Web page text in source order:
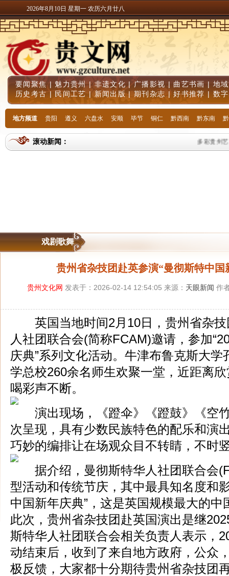
2026年8月10日 星期一 农历六月廿八
要闻聚焦| 魅力贵州|非遗文化 |广播影视 | 曲艺书画 | 地
历史考古 | 民间工艺 | 新闻出版|期刊杂志 |好书推荐 | 数
地方频道 贵阳 遵义 六盘水 安顺 毕节 铜仁 黔西南 黔东南
滚动新闻： 多彩贵州
戏剧歌舞
贵州省杂技团赴英参演“曼彻斯特中国
贵州文化网 发表于：2026-02-14 12:54:05 来源： 天眼新闻 作
英国当地时间2月10日，贵州省杂技
人社团联合会(简称FCAM)邀请，参加
庆典”系列文化活动。牛津布鲁克斯大
学总校260余名师生欢聚一堂，近距离
喝彩声不断。
演出现场，《蹬伞》《蹬鼓》《空
次呈现，具有少数民族特色的配乐和演
巧妙的编排让在场观众目不转睛，不时
据介绍，曼彻斯特华人社团联合会
型活动和传统节庆，其中最具知名度和
中国新年庆典”，这是英国规模最大的
此次，贵州省杂技团赴英国演出是继
斯特华人社团联合会相关负责人表示，
动结束后，收到了来自地方政府，公众
极反馈，大家都十分期待贵州省杂技团